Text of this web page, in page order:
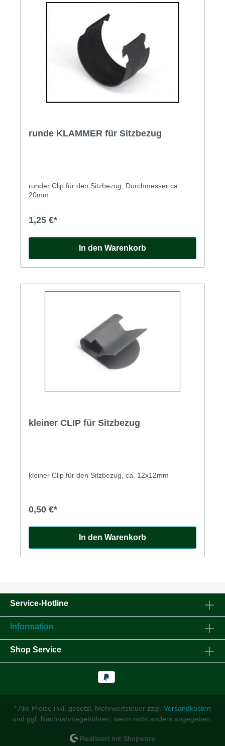
runde KLAMMER für Sitzbezug
runder Clip für den Sitzbezug, Durchmesser ca.
20mm
1,25 €*
In den Warenkorb
kleiner CLIP für Sitzbezug
kleiner Clip für den Sitzbezug, ca. 12x12mm
0,50 €*
In den Warenkorb
Service-Hotline
Information
Shop Service
* Alle Preise inkl. gesetzl. Mehrwertsteuer zzgl. Versandkosten
und ggf. Nachnahmegebühren, wenn nicht anders angegeben.
Realisiert mit Shopware